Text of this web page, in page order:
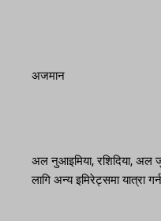
अजमान
अल नुआइमिया, रशिदिया, अल
लागि अन्य इमिरेट्समा यात्रा